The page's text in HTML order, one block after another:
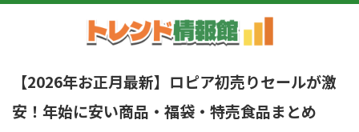
【2026年お正月最新】ロピア初売りセールが激
安！年始に安い商品・福袋・特売食品まとめ